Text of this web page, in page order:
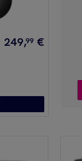
249,99 €